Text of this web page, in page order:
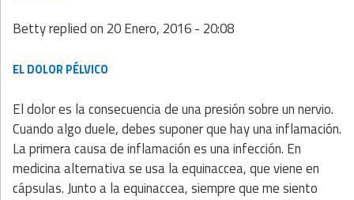
Bettyreplied on 20 Enero, 2016 - 20:08
EL DOLOR PÉLVICO
El dolor es la consecuencia de una presión sobre un nervio.
Cuando algo duele, debes suponer que hay una inflamación.
La primera causa de inflamación es una infección. En
medicina alternativa se usa la equinaccea, que viene en
cápsulas. Junto a la equinaccea, siempre que me siento